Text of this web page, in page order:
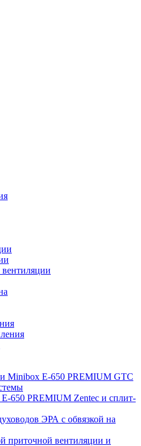
Minibox E-650 PREMIUM GTC
650 PREMIUM Zentec и сплит-
ЭРА с обвязкой на
приточной вентиляции и